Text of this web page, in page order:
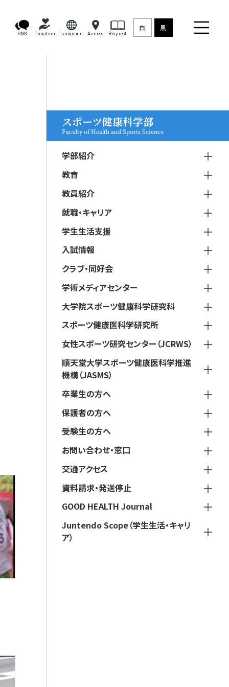
SNS Donation Language Access Request
白 黒
スポーツ健康科学部
Faculty of Health and Sports Science
学部紹介
教育
教員紹介
就職・キャリア
学生生活支援
入試情報
クラブ・同好会
学術メディアセンター
大学院スポーツ健康科学研究科
スポーツ健康医科学研究所
女性スポーツ研究センター（JCRWS）
順天堂大学スポーツ健康医科学推進
機構（JASMS）
卒業生の方へ
保護者の方へ
受験生の方へ
お問い合わせ・窓口
交通アクセス
資料請求・発送停止
GOOD HEALTH Journal
Juntendo Scope（学生生活・キャリ
ア）